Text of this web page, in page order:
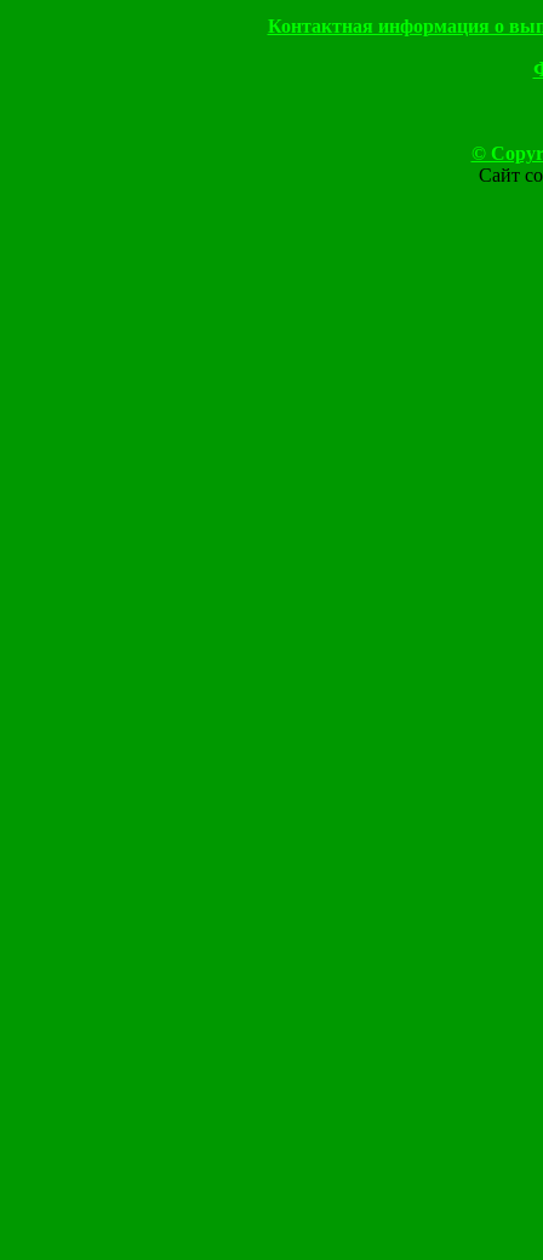
Контактная информация о
©
Сайт